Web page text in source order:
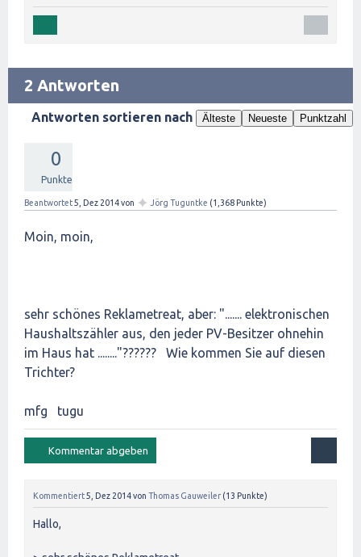
2 Antworten
Antworten sortieren nach Älteste Neueste Punktzahl
0
Punkte
Beantwortet5, Dez 2014von ✦ Jörg Tuguntke (1,368 Punkte)
Moin, moin,
sehr schönes Reklametreat, aber: "....... elektronischen
Haushaltszähler aus, den jeder PV-Besitzer ohnehin
im Haus hat ........"?????? Wie kommen Sie auf diesen
Trichter?
mfg tugu
Kommentiert5, Dez 2014von Thomas Gauweiler (13 Punkte)
Hallo,